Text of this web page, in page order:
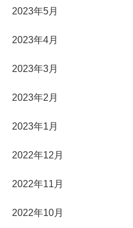
2023年5月
2023年4月
2023年3月
2023年2月
2023年1月
2022年12月
2022年11月
2022年10月